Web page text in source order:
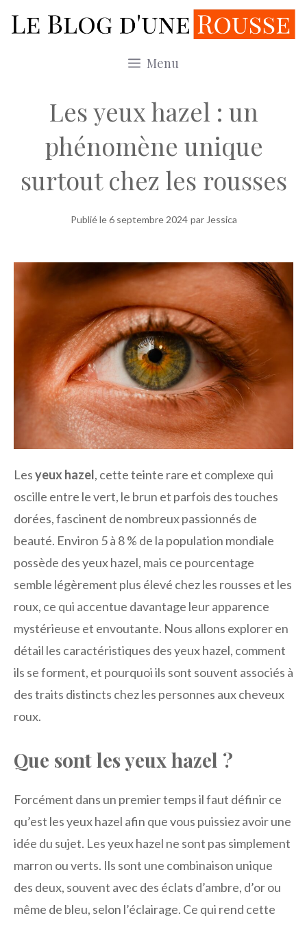
au
Menu
Les yeux hazel : un
phénomène unique
surtout chez les rousses
Publié le6 septembre 2024 par Jessica
Lesyeux hazel, cette teinte rare et complexe qui
oscille entre le vert, le brun et parfois des touches
dorées, fascinent de nombreux passionnés de
beauté. Environ 5 à 8 % de la population mondiale
possède des yeux hazel, mais ce pourcentage
semble légèrement plus élevé chez les rousses et les
roux, ce qui accentue davantage leur apparence
mystérieuse et envoutante. Nous allons explorer en
détail les caractéristiques des yeux hazel, comment
ils se forment, et pourquoi ils sont souvent associés à
des traits distincts chez les personnes aux cheveux
roux.
Que sont les yeux hazel ?
Forcément dans un premier temps il faut définir ce
qu’est les yeux hazel afin que vous puissiez avoir une
idée du sujet. Les yeux hazel ne sont pas simplement
marron ou verts. Ils sont une combinaison unique
des deux, souvent avec des éclats d’ambre, d’or ou
même de bleu, selon l’éclairage. Ce qui rend cette